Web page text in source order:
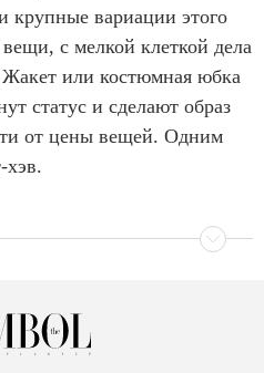
крупные вариации этого
с мелкой клеткой дела
Жакет или костюмная юбка
статус и сделают образ
от цены вещей. Одним
хэв.